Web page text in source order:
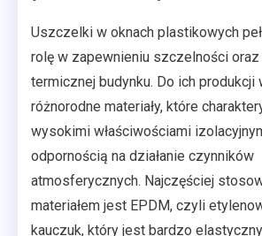
Uszczelki w oknach plastikowych
rolę w zapewnieniu szczelności
termicznej budynku. Do ich
różnorodne materiały, które
wysokimi właściwościami
odpornością na działanie czynników
atmosferycznych. Najczęściej
materiałem jest EPDM, czyli
kauczuk, który jest bardzo